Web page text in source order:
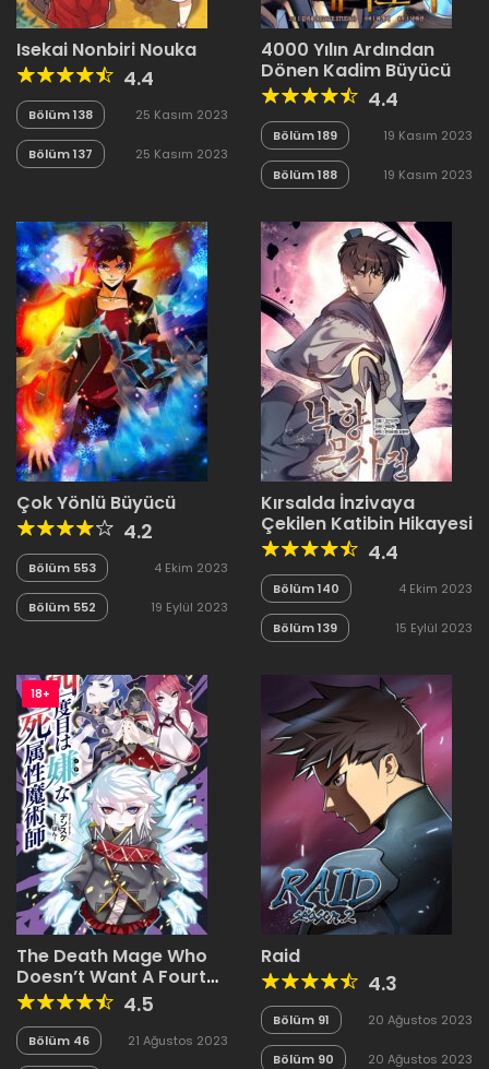
Isekai Nonbiri Nouka
4.4
Bölüm 138 25 Kasım 2023
Bölüm 137 25 Kasım 2023
4000 Yılın Ardından
Dönen Kadim Büyücü
4.4
Bölüm 189 19 Kasım 2023
Bölüm 188 19 Kasım 2023
Çok Yönlü Büyücü
4.2
Bölüm 553 4 Ekim 2023
Bölüm 552 19 Eylül 2023
Kırsalda İnzivaya
Çekilen Katibin Hikayesi
4.4
Bölüm 140 4 Ekim 2023
Bölüm 139 15 Eylül 2023
18+
The Death Mage Who
Doesn’t Want A Fourth
Time
4.5
Bölüm 46 21 Ağustos 2023
Raid
4.3
Bölüm 91 20 Ağustos 2023
Bölüm 90 20 Ağustos 2023